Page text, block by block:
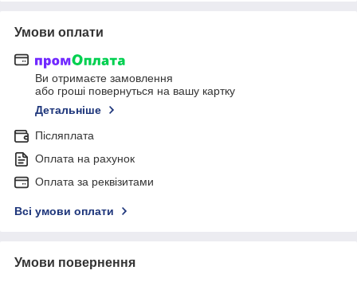
Умови оплати
Ви отримаєте замовлення
або гроші повернуться на вашу картку
Детальніше
Післяплата
Оплата на рахунок
Оплата за реквізитами
Всі умови оплати
Умови повернення